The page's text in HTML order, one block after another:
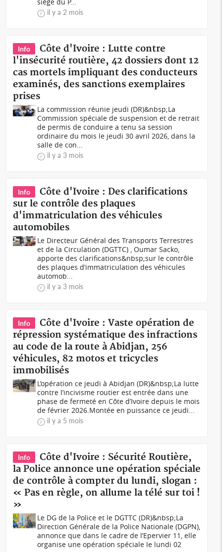
il y a 2 mois
Info
Côte d'Ivoire : Lutte contre
l'insécurité routière, 42 dossiers dont 12
cas mortels impliquant des conducteurs
examinés, des sanctions exemplaires
prises
La commission réunie jeudi (DR)&nbsp;La
Commission spéciale de suspension et de retrait
de permis de conduire a tenu sa session
ordinaire du mois le jeudi 30 avril 2026, dans la
salle de con...
il y a 3 mois
Info
Côte d'Ivoire : Des clarifications
sur le contrôle des plaques
d'immatriculation des véhicules
automobiles
Le Directeur Général des Transports Terrestres
et de la Circulation (DGTTC) , Oumar Sacko,
apporte des clarifications&nbsp;sur le contrôle
des plaques d’immatriculation des véhicules
automob...
il y a 3 mois
Info
Côte d'Ivoire : Vaste opération de
répression systématique des infractions
au code de la route à Abidjan, 256
véhicules, 82 motos et tricycles
immobilisés
L’opération ce jeudi à Abidjan (DR)&nbsp;La lutte
contre l’incivisme routier est entrée dans une
phase de fermeté en Côte d’Ivoire depuis le mois
de février 2026.Montée en puissance ce jeudi...
il y a 5 mois
Info
Côte d'Ivoire : Sécurité Routière,
la Police annonce une opération spéciale
de contrôle à compter du lundi, slogan :
« Pas en règle, on allume la télé sur toi !
»
Le DG de la Police et le DGTTC (DR)&nbsp;La
Direction Générale de la Police Nationale (DGPN),
annonce que dans le cadre de l’Epervier 11, elle
organise une opération spéciale le lundi 02